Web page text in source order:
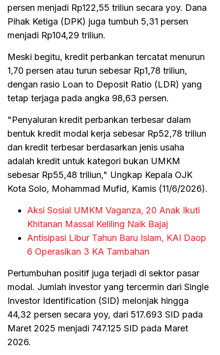
persen menjadi Rp122,55 triliun secara yoy. Dana
Pihak Ketiga (DPK) juga tumbuh 5,31 persen
menjadi Rp104,29 triliun.
Meski begitu, kredit perbankan tercatat menurun
1,70 persen atau turun sebesar Rp1,78 triliun,
dengan rasio Loan to Deposit Ratio (LDR) yang
tetap terjaga pada angka 98,63 persen.
"Penyaluran kredit perbankan terbesar dalam
bentuk kredit modal kerja sebesar Rp52,78 triliun
dan kredit terbesar berdasarkan jenis usaha
adalah kredit untuk kategori bukan UMKM
sebesar Rp55,48 triliun," Ungkap Kepala OJK
Kota Solo, Mohammad Mufid, Kamis (11/6/2026).
Aksi Sosial UMKM Vaganza, 20 Anak Ikuti
Khitanan Massal Keliling Naik Bajaj
Antisipasi Libur Tahun Baru Islam, KAI Daop
6 Operasikan 3 KA Tambahan
Pertumbuhan positif juga terjadi di sektor pasar
modal. Jumlah investor yang tercermin dari Single
Investor Identification (SID) melonjak hingga
44,32 persen secara yoy, dari 517.693 SID pada
Maret 2025 menjadi 747.125 SID pada Maret
2026.